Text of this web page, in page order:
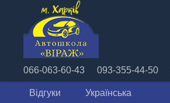
066-063-60-43 093-355-44-50
Відгуки Українська